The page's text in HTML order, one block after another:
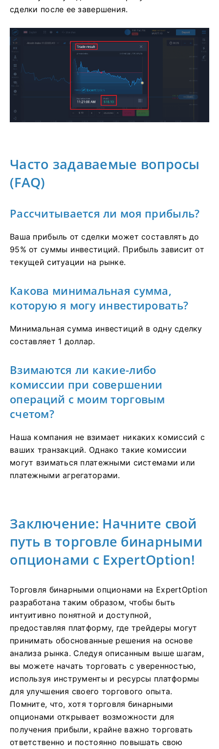
сделки после ее завершения.
Часто задаваемые вопросы
(FAQ)
Рассчитывается ли моя прибыль?
Ваша прибыль от сделки может составлять до
95% от суммы инвестиций. Прибыль зависит от
текущей ситуации на рынке.
Какова минимальная сумма,
которую я могу инвестировать?
Минимальная сумма инвестиций в одну сделку
составляет 1 доллар.
Взимаются ли какие-либо
комиссии при совершении
операций с моим торговым
счетом?
Наша компания не взимает никаких комиссий с
ваших транзакций. Однако такие комиссии
могут взиматься платежными системами или
платежными агрегаторами.
Заключение: Начните свой
путь в торговле бинарными
опционами с ExpertOption!
Торговля бинарными опционами на ExpertOption
разработана таким образом, чтобы быть
интуитивно понятной и доступной,
предоставляя платформу, где трейдеры могут
принимать обоснованные решения на основе
анализа рынка. Следуя описанным выше шагам,
вы можете начать торговать с уверенностью,
используя инструменты и ресурсы платформы
для улучшения своего торгового опыта.
Помните, что, хотя торговля бинарными
опционами открывает возможности для
получения прибыли, крайне важно торговать
ответственно и постоянно повышать свою